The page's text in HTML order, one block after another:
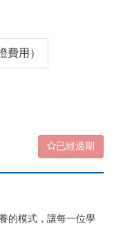
用）
已經過期
的模式，讓每一位學